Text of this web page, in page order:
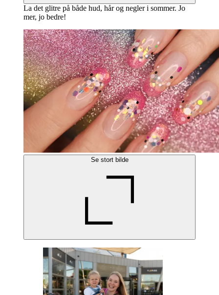
La det glitre på både hud, hår og negler i sommer. Jo
mer, jo bedre!
Se stort bilde